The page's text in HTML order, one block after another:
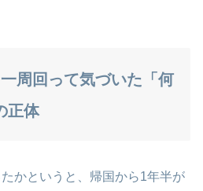
周回って気づいた「何
正体
かというと、帰国から1年半が